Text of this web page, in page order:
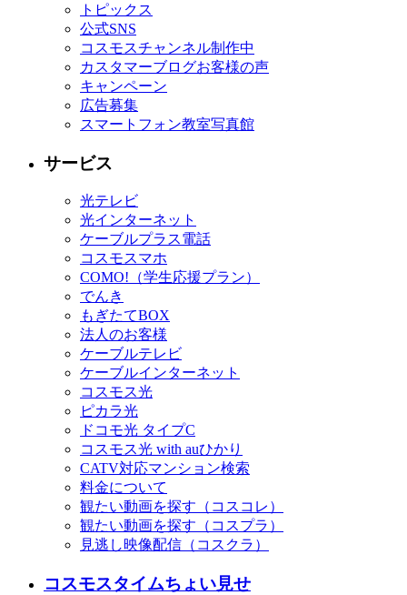
トピックス
公式SNS
コスモスチャンネル制作中
カスタマーブログお客様の声
キャンペーン
広告募集
スマートフォン教室写真館
サービス
光テレビ
光インターネット
ケーブルプラス電話
コスモスマホ
COMO!（学生応援プラン）
でんき
もぎたてBOX
法人のお客様
ケーブルテレビ
ケーブルインターネット
コスモス光
ピカラ光
ドコモ光 タイプC
コスモス光 with auひかり
CATV対応マンション検索
料金について
観たい動画を探す（コスコレ）
観たい動画を探す（コスプラ）
見逃し映像配信（コスクラ）
コスモスタイムちょい見せ